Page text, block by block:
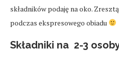
składników podaję na oko.
podczas ekspresowego obiadu
Składniki na 2-3